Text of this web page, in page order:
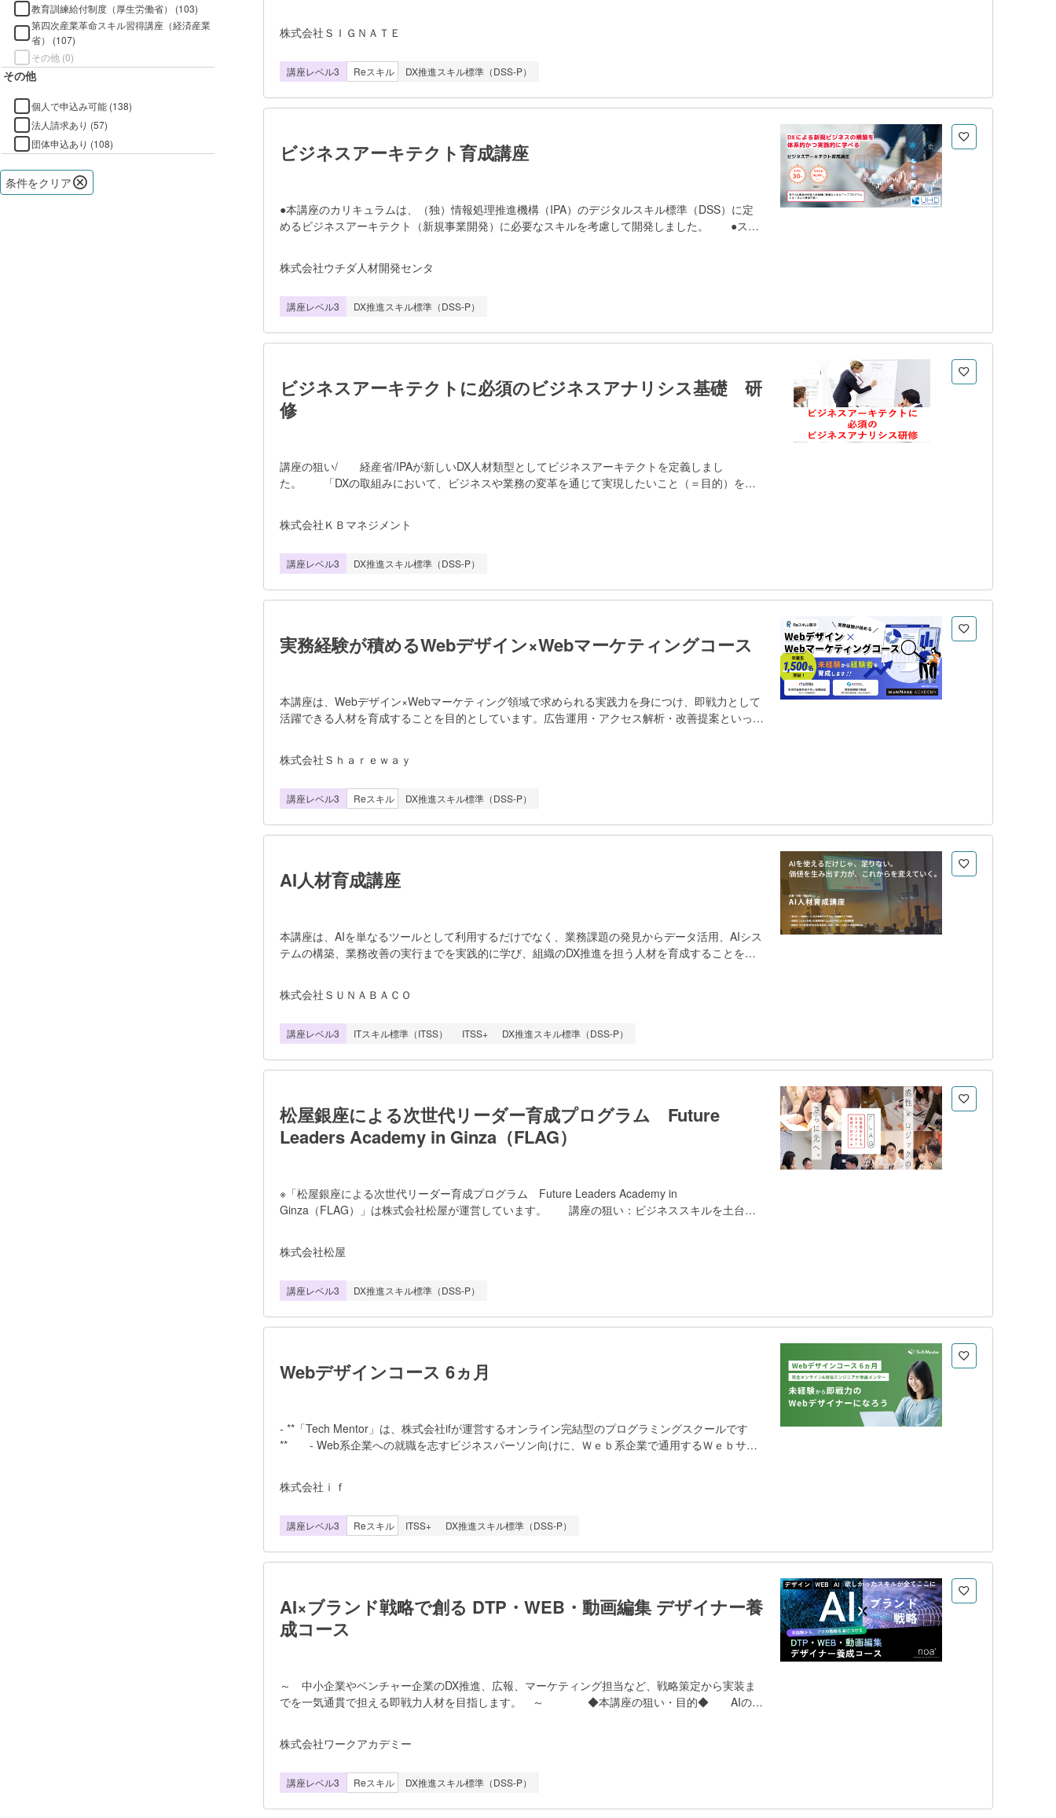
教育訓練給付制度（厚生労働省） (103)
第四次産業革命スキル習得講座（経済産業
省） (107)
その他 (0)
その他
個人で申込み可能 (138)
法人請求あり (57)
団体申込あり (108)
条件をクリア
ます。 データに基づいた業務課題の特定から、デジタル技術による解決策の実行まで、組織の
変革を牽引するための能力を体系的に習得します。 【講座の特徴】 ・これまでに
グラムで、ビジネスの現場における即戦力として活躍するスキルが身につきます。 ・まずはス
可視化し、あなたに最適な学習ルートを提示します。可視化された学習プロセスに沿って進めるこ
い。
株式会社ＳＩＧＮＡＴＥ
講座レベル3 Reスキル DX推進スキル標準（DSS-P）
ビジネスアーキテクト育成講座
●本講座のカリキュラムは、（独）情報処理推進機構（IPA）のデジタルスキル標準（DSS）に定
めるビジネスアーキテクト（新規事業開発）に必要なスキルを考慮して開発しました。 ●スク
ます。 ●スクーリングはグループワークを中心に構成し、中堅社員に求められる以下のスキル
の向上を図ります。 ・受講者同士の相互教授により、他者へ教えられるスキル（後進育
をアウトプットする力 本講座は、法人申し込みのみを対象としております。
株式会社ウチダ人材開発センタ
講座レベル3 DX推進スキル標準（DSS-P）
ビジネスアーキテクトに必須のビジネスアナリシス基礎 研
修
講座の狙い/ 経産省/IPAが新しいDX人材類型としてビジネスアーキテクトを定義しまし
た。 「DXの取組みにおいて、ビジネスや業務の変革を通じて実現したいこと（＝目的）を設
に向けたプロセスの一貫した推進を通じて、目的を実現する人材」 ビジネスアナリシスの
知識体系（BABOKガイド）v3は、エンタープライズの現状から望ましい将来像を定義し、チェン
系に変貌しました。 「ビジネスアナリシス基礎」研修は、ビジネスアナリシスの基本的な
システムエンジニアリング、エンタープライズ・アーキテクチャ、ビジネスモデル設計、ビジネス
を果たすことが可能になりま
株式会社ＫＢマネジメント
講座レベル3 DX推進スキル標準（DSS-P）
実務経験が積めるWebデザイン×Webマーケティングコース
本講座は、Webデザイン×Webマーケティング領域で求められる実践力を身につけ、即戦力として
活躍できる人材を育成することを目的としています。広告運用・アクセス解析・改善提案といった
エイティブ制作までを一貫して担える人材像を目指します。 受講形式はオンラインのリア
ル授業形式を基本とし、eラーニングを組み合わせることで柔軟に学習できる環境を整備していま
を発行し、習得スキルを客観的に証明します。 学習の流れとしては、マーケティング基礎
実習を通じて実務に直結する力を養成します。現場経験豊富な講師陣が指導を担当しま
株式会社Ｓｈａｒｅｗａｙ
講座レベル3 Reスキル DX推進スキル標準（DSS-P）
AI人材育成講座
本講座は、AIを単なるツールとして利用するだけでなく、業務課題の発見からデータ活用、AIシス
テムの構築、業務改善の実行までを実践的に学び、組織のDX推進を担う人材を育成することを目
う、統計基礎、データ分析、機械学習、生成AI、クラウドサービスの活用などを体系的に学習す
る。 講座は週3回、1回3時間、8週間のライブ形式で実施し、講義と演習を組み合わせた
などを学び、後半ではクラウドを活用したAI開発やデータ分析、BI構築などの実践スキルを習得す
Based Learning（PBL）を実施し、チームでAIを活用した業務改善アプリケーションの開発に取り
株式会社ＳＵＮＡＢＡＣＯ
講座レベル3 ITスキル標準（ITSS） ITSS+ DX推進スキル標準（DSS-P）
松屋銀座による次世代リーダー育成プログラム Future
Leaders Academy in Ginza（FLAG）
※「松屋銀座による次世代リーダー育成プログラム Future Leaders Academy in
Ginza（FLAG）」は株式会社松屋が運営しています。 講座の狙い：ビジネススキルを土台に
を育成します。 学習の流れ： ・第1回～第15回：座学・演習 内容：クリティカルシン
キング、企業文化の醸成、事業創造におけるデザイン活用、クリエイティブシンキング、AI活用、
ィブ、リーダーシップ、グループワーク、相互フィードバック（受講生同士での事業案のブラッシ
グループワークを通じてゼロから創り上げた新規ビジネスアイデアをプレゼンテーションしま
案できる能力
株式会社松屋
講座レベル3 DX推進スキル標準（DSS-P）
Webデザインコース 6ヵ月
- **「Tech Mentor」は、株式会社ifが運営するオンライン完結型のプログラミングスクールです
** - Web系企業への就職を志すビジネスパーソン向けに、Ｗｅｂ系企業で通用するＷｅｂサイ
全オンラインで受講可能で、現役Webエンジニアのプロメンターが専属で毎週定期メンタリング
を実施します。また、チャットで質問し放題です。 - 個別対応でサポートしているため、最低
ステップ1: デザインの基本的考え方 - ステップ2: Photoshop初級 - ステップ3: Photoshop
ステップ7: HTMLCSSでのWeb制作入門・初級 - ステップ8: Javascript初級 - ス
株式会社ｉｆ
講座レベル3 Reスキル ITSS+ DX推進スキル標準（DSS-P）
AI×ブランド戦略で創る DTP・WEB・動画編集 デザイナー養
成コース
～ 中小企業やベンチャー企業のDX推進、広報、マーケティング担当など、戦略策定から実装ま
でを一気通貫で担える即戦力人材を目指します。 ～ ◆本講座の狙い・目的◆ AIの普
く刻まれる「ブランド構築」を踏まえたデザイン力。 本講座は、デザインツールの操作習得に
加え、 AI（ChatGPT）を活用したマーケティングやブランド構築手法を学び、 デザイン
す。 ◆実施形式、入学定員、開始月◆ ・対面/オンライン授業とeラーニングを組み合
株式会社ワークアカデミー
講座レベル3 Reスキル DX推進スキル標準（DSS-P）